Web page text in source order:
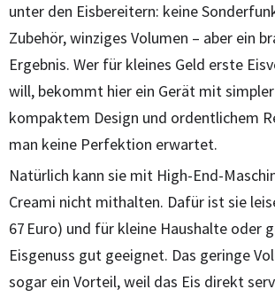
unter den Eisbereitern: keine
Zubehör, winziges Volumen – aber ein
Ergebnis. Wer für kleines Geld erste
will, bekommt hier ein Gerät mit
kompaktem Design und ordentlichem
man keine Perfektion erwartet.
Natürlich kann sie mit High-End-
Creami nicht mithalten. Dafür ist sie
67 Euro) und für kleine Haushalte oder
Eisgenuss gut geeignet. Das geringe
sogar ein Vorteil, weil das Eis direkt